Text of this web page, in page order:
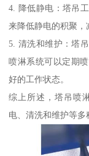
4. 降低静电：塔吊
来降低静电的积聚，
5. 清洗和维护：塔
喷淋系统可以定期
好的工作状态。
综上所述，塔吊喷
电、清洗和维护等多